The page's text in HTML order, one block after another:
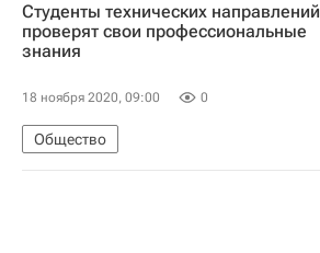
СН_Образование
Анна Кузнецова
Навигатор абитуриента
Студенты технических направлений
проверят свои профессиональные
знания
18 ноября 2020, 09:00 0
Общество